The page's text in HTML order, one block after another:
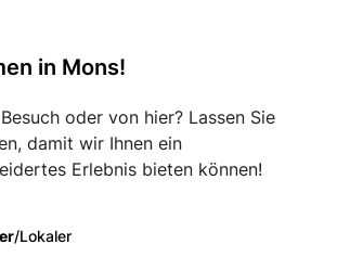
in Mons!
oder von hier? Lassen Sie
damit wir Ihnen ein
Erlebnis bieten können!
/Lokaler
Baz’art :